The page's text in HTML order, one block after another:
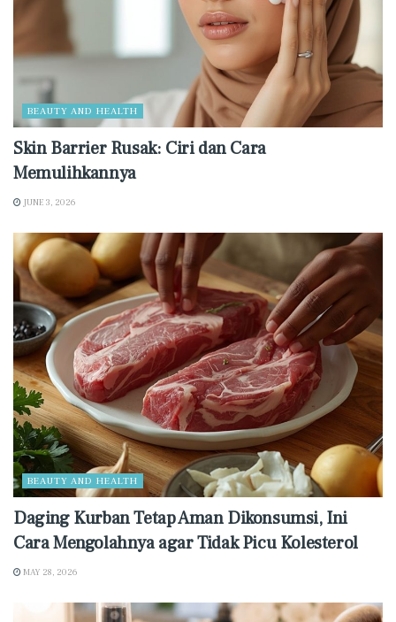
BEAUTY AND HEALTH
Skin Barrier Rusak: Ciri dan Cara
Memulihkannya
JUNE 3, 2026
BEAUTY AND HEALTH
Daging Kurban Tetap Aman Dikonsumsi, Ini
Cara Mengolahnya agar Tidak Picu Kolesterol
MAY 28, 2026